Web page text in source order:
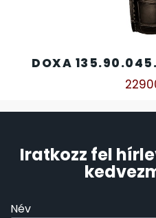
DOXA
Iratkozz fel
Név